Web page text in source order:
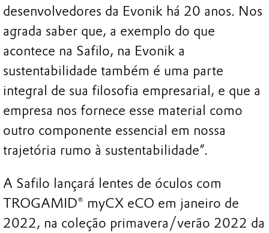
desenvolvedores da Evonik há 20 anos. Nos
agrada saber que, a exemplo do que
acontece na Safilo, na Evonik a
sustentabilidade também é uma parte
integral de sua filosofia empresarial, e que a
empresa nos fornece esse material como
outro componente essencial em nossa
trajetória rumo à sustentabilidade”.
A Safilo lançará lentes de óculos com
TROGAMID® myCX eCO em janeiro de
2022, na coleção primavera/verão 2022 da